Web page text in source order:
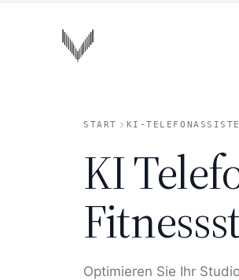
VOISA
START KI-
KI
Optimieren Sie Ihr